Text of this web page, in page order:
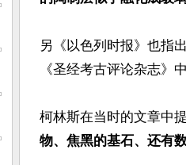
另《以色列时报》也指
《圣经考古评论杂志》
柯林斯在当时的文章中
物、焦黑的基石、还有